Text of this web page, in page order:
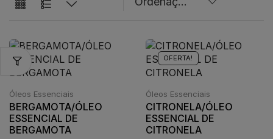
Óleos Essenciais
BERGAMOTA/ÓLEO
ESSENCIAL DE
BERGAMOTA
OFERTA!
Óleos Essenciais
CITRONELA/ÓLEO
ESSENCIAL DE
CITRONELA